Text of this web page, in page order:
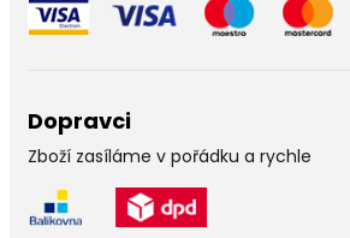
Dopravci
Zboží zasíláme v pořádku a rychle